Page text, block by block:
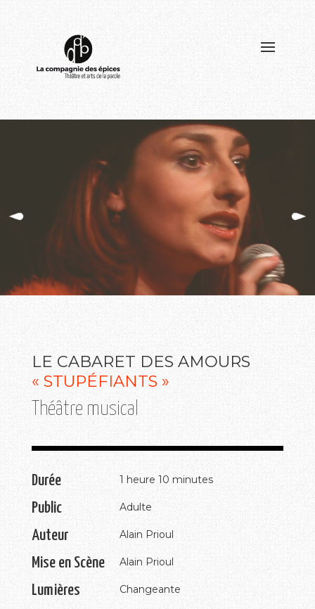
LE CABARET DES AMOURS
« STUPÉFIANTS »
Théâtre musical
Durée 1 heure 10 minutes
Public Adulte
Auteur Alain Prioul
Mise en Scène Alain Prioul
Lumières Changeante